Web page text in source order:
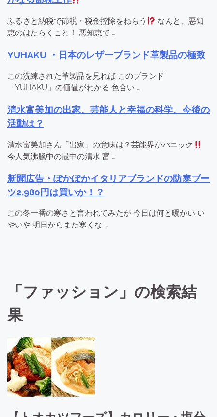
ふるさと納税で節税・税金控除をねらう
なんと、悪知
恵のはたらくこと！ 悪知恵で …
YUHAKU ・日本のレザーブランド革製品の極致
この洗練された革製品を見れば このブランド
「YUHAKU」の価値がわかる 色合い …
清水富美加の出家、芸能人と幸福の科学、今後の
活動は？
清水富美加さん「出家」の意味は？芸能界がパニック
今人気沸騰中の最中の清水 富 …
新聞広告・ぽかぽかイタリアブランドの防寒ブー
ツ2,980円は買いか！？
この冬一番の寒さと言われてみたが 今日は何と暖かい い
やいや 明日からまた寒くな …
「ファッション」の検索結
果